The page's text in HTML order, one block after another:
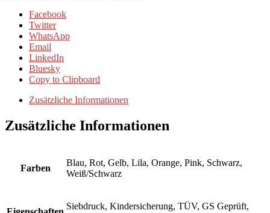
Facebook
Twitter
WhatsApp
Email
LinkedIn
Bluesky
Copy to Clipboard
Zusätzliche Informationen
Zusätzliche Informationen
Farben
Blau, Rot, Gelb, Lila, Orange, Pink, Schwarz,
Weiß/Schwarz
Siebdruck, Kindersicherung, TÜV, GS Geprüft,